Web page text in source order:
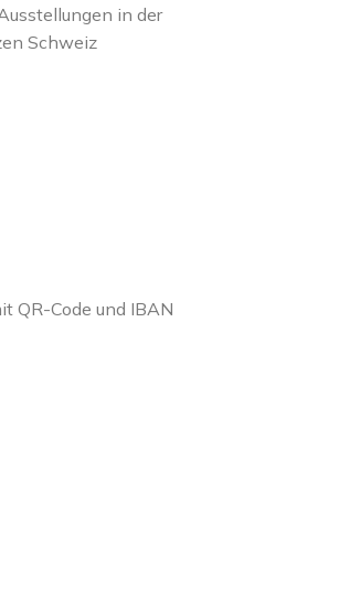
in der
Schweiz
QR-Code und IBAN